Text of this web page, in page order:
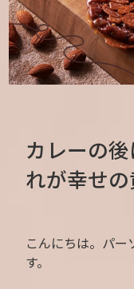
カレーの
れが幸せ
こんにちは。パー
す。